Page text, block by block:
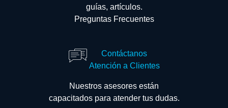
guías, artículos.
Preguntas Frecuentes
Contáctanos
Atención a Clientes
Nuestros asesores están
capacitados para atender tus dudas.